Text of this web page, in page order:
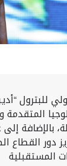
للبترول
المتقدمة
القطاع
المستقبلية